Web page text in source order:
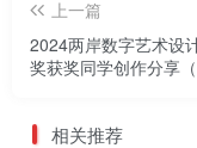
上一篇
2024两岸数字艺术设
奖获奖同学创作分享（
相关推荐